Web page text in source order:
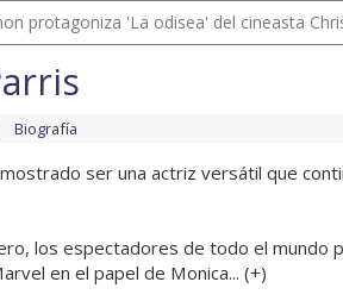
protagoniza 'La odisea' del cineasta
Biografía
ser una actriz versátil que
los espectadores de todo el mundo
en el papel de Monica... (+)